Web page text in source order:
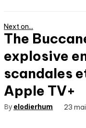
Next on...
The
explosive
scandales
Apple TV+
By elodierhum 23